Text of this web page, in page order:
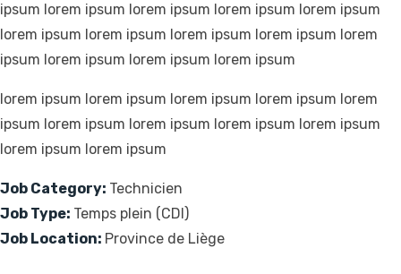
ipsum lorem ipsum lorem ipsum lorem ipsum lorem ipsum
lorem ipsum lorem ipsum lorem ipsum lorem ipsum lorem
ipsum lorem ipsum lorem ipsum lorem ipsum
lorem ipsum lorem ipsum lorem ipsum lorem ipsum lorem
ipsum lorem ipsum lorem ipsum lorem ipsum lorem ipsum
lorem ipsum lorem ipsum
Job Category: Technicien
Job Type: Temps plein (CDI)
Job Location: Province de Liège